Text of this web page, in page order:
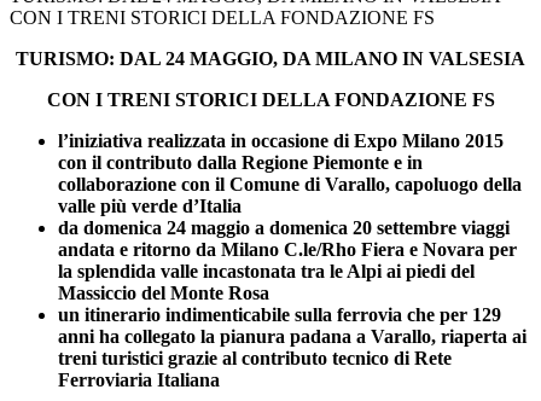
CON I TRENI STORICI DELLA FONDAZIONE FS
TURISMO: DAL 24 MAGGIO, DA MILANO IN VALSESIA
CON I TRENI STORICI DELLA FONDAZIONE FS
l’iniziativa realizzata in occasione di Expo Milano 2015
con il contributo dalla Regione Piemonte e in
collaborazione con il Comune di Varallo, capoluogo della
valle più verde d’Italia
da domenica 24 maggio a domenica 20 settembre viaggi
andata e ritorno da Milano C.le/Rho Fiera e Novara per
la splendida valle incastonata tra le Alpi ai piedi del
Massiccio del Monte Rosa
un itinerario indimenticabile sulla ferrovia che per 129
anni ha collegato la pianura padana a Varallo, riaperta ai
treni turistici grazie al contributo tecnico di Rete
Ferroviaria Italiana